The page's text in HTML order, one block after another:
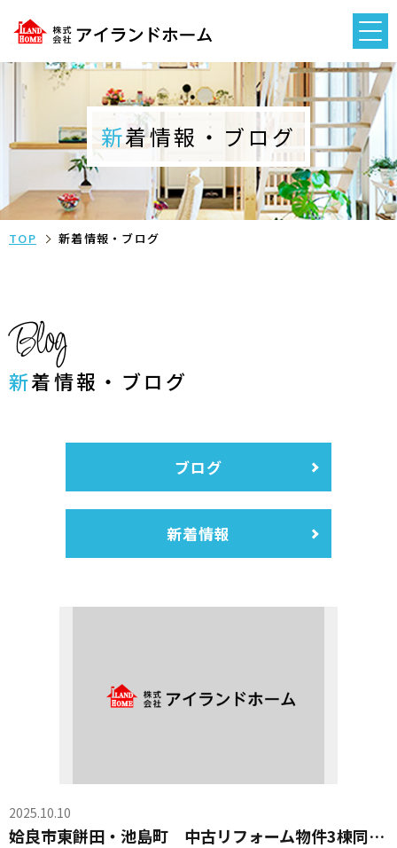
新着情報・ブログ
TOP 新着情報・ブログ
Blog
新着情報・ブログ
ブログ
新着情報
2025.10.10
姶良市東餅田・池島町 中古リフォーム物件3棟同時見学会開催！！